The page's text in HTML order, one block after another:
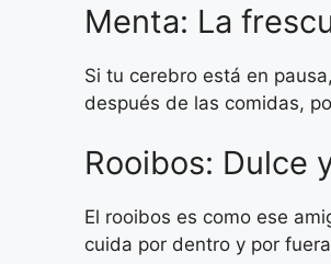
Menta: La
Si tu cerebro está en
después de las comidas,
Rooibos: Dulce
El rooibos es como ese
cuida por dentro y por